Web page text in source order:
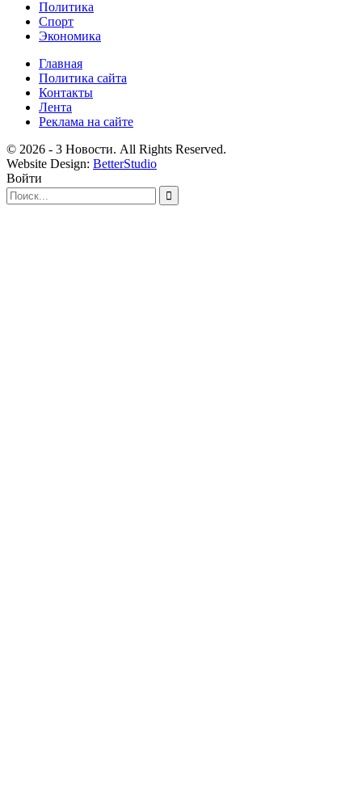
Политика
Спорт
Экономика
Главная
Политика сайта
Контакты
Лента
Реклама на сайте
© 2026 - 3 Новости. All Rights Reserved.
Website Design: BetterStudio
Войти